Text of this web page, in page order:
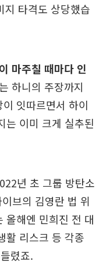
타격도 상당했습
마주칠 때마다 인
하니의 주장까지
잇따르면서 하이
는 이미 크게 실추된
년 초 그룹 방탄소
브의 김영란 법 위
올해엔 민희진 전 대
활 리스크 등 각종
렸죠.